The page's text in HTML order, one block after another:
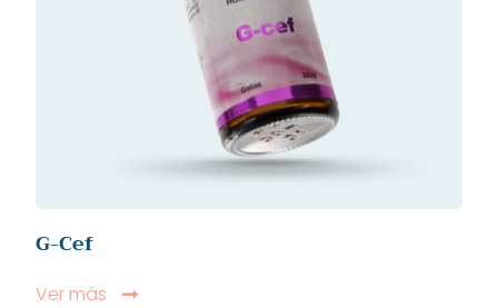
G-Cef
Ver más